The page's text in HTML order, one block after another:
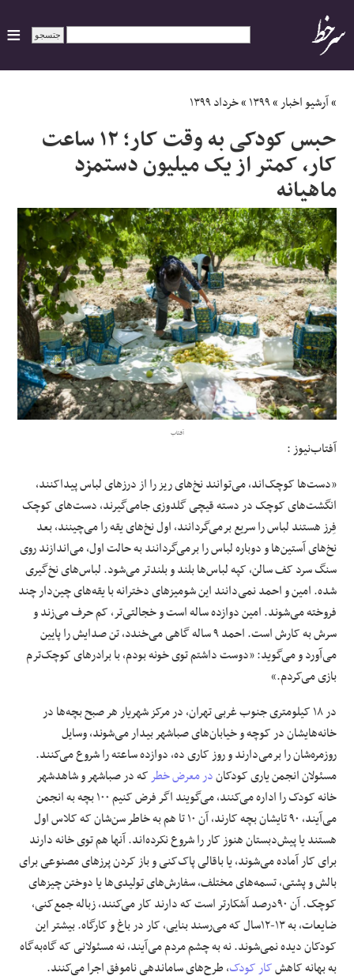
ایران
سیاسی
اقتصاد
ورزشی
جهان
اجتماعی
حوادث
علوم و فن آوری
»آرشیو اخبار»۱۳۹۹»خرداد ۱۳۹۹
حبس کودکی به وقت کار؛ ١٢ ساعت
کار، کمتر از یک میلیون دستمزد
ماهیانه
آفتاب
آفتاب‌‌نیوز :
«دست‌ها کوچک‌اند، می‌توانند نخ‌های ریز را از درزهای لباس پیداکنند،
انگشت‌های کوچک در دسته قیچی گلدوزی جامی‌گیرند، دست‌های کوچک
فِرز ‌هستند لباس را سریع برمی‌گردانند، اول نخ‌های یقه را می‌چینند، بعد
نخ‌های آستین‌ها و دوباره لباس را برمی‌گردانند به حالت اول، می‌اندازند روی
سنگ سرد کف سالن، کپه لباس‌ها بلند و بلندتر می‌شود. لباس‌های نخ‌گیری
شده. امین و احمد نمی‌دانند این شومیزهای دخترانه با یقه‌های چین‌دار چند
فروخته می‌شوند. امین دوازده ساله است و خجالتی‌تر، کم حرف می‌زند و
سرش به کارش است. احمد ۹ ساله گاهی می‌خندد، تن صدایش را پایین
می‌آورد و می‌گوید: «دوست داشتم توی خونه بودم، با برادرهای کوچک‌ترم
بازی می‌کردم.»
در ١٨ کیلومتری جنوب‌ غربی تهران، در مرکز شهریار هر صبح بچه‌ها در
خانه‌هایشان در کوچه و خیابان‌های صباشهر بیدار می‌شوند، وسایل
روزمره‌شان را برمی‌دارند و روز کاری ده، دوازده ساعته را شروع می‌کنند.
مسئولان انجمن یاری کودکاندر معرض خطرکه در صباشهر و شاهدشهر
خانه کودک را اداره‌ می‌کنند، می‌گویند اگر فرض کنیم ١٠٠ بچه به انجمن
می‌آیند، ٩٠ تایشان بچه کارند، آن ١٠ تا هم به خاطر سن‌شان که کلاس اول
هستند یا پیش‌دبستان هنوز کار را شروع نکرده‌اند. آنها هم توی خانه دارند
برای کار آماده می‌شوند، یا باقالی پاک‌کنی و باز کردن پرزهای مصنوعی برای
بالش و پشتی، تسمه‌های مختلف، سفارش‌های تولیدی‌ها یا دوختن چیزهای
کوچک. آن ٩٠‌درصد آشکارتر است که دارند کار می‌کنند، زباله جمع‌کنی،
ضایعات، به ١٣-١٢‌سال که می‌رسند بنایی، کار در باغ و کارگاه. بیشتر این
کودکان دیده نمی‌شوند. نه به چشم مردم می‌آیند، نه مسئولانی که گاه‌به‌گاه
به بهانه کاهشکار کودک، طرح‌های ساماندهی ناموفق اجرا می‌کنند.